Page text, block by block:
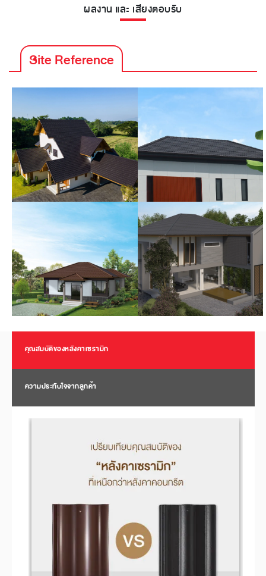
ผลงาน และ เสียงตอบรับ
Site Reference
คุณสมบัติของหลังคาเซรามิก
ความประทับใจจากลูกค้า